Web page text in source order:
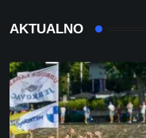
AKTUALNO